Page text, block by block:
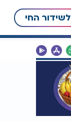
לשידור החי